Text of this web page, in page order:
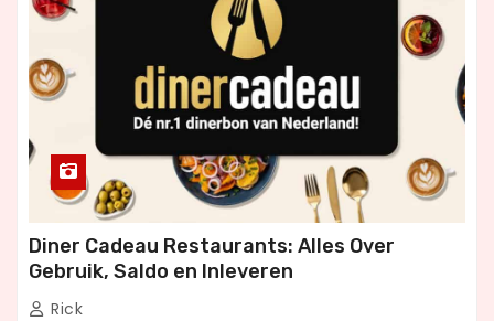
Diner Cadeau Restaurants: Alles Over
Gebruik, Saldo en Inleveren
Rick